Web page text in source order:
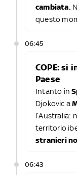
cambiata.
questo
06:45
COPE: si
Paese
Intanto in
Djokovic a
l’Australia:
territorio
stranieri
06:43